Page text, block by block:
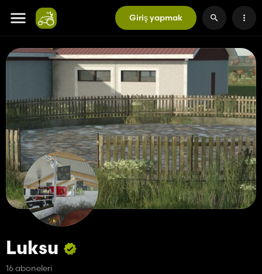
Giriş yapmak
Luksu
16 aboneleri